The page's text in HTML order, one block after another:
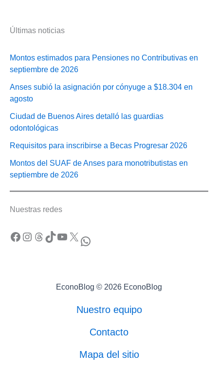
Últimas noticias
Montos estimados para Pensiones no Contributivas en
septiembre de 2026
Anses subió la asignación por cónyuge a $18.304 en
agosto
Ciudad de Buenos Aires detalló las guardias
odontológicas
Requisitos para inscribirse a Becas Progresar 2026
Montos del SUAF de Anses para monotributistas en
septiembre de 2026
Nuestras redes
Facebook Instagram Threads TikTok YouTube X WhatsApp
EconoBlog © 2026 EconoBlog
Nuestro equipo
Contacto
Mapa del sitio